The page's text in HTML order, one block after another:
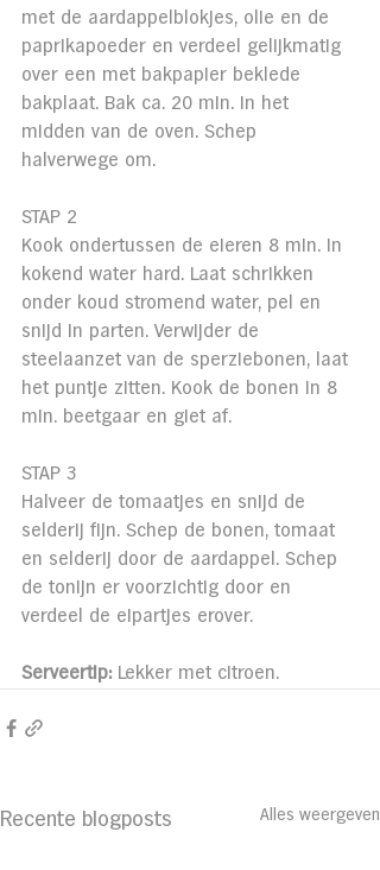
met de aardappelblokjes, olie en de
paprikapoeder en verdeel gelijkmatig
over een met bakpapier beklede
bakplaat. Bak ca. 20 min. in het
midden van de oven. Schep
halverwege om.
STAP 2
Kook ondertussen de eieren 8 min. in
kokend water hard. Laat schrikken
onder koud stromend water, pel en
snijd in parten. Verwijder de
steelaanzet van de sperziebonen, laat
het puntje zitten. Kook de bonen in 8
min. beetgaar en giet af.
STAP 3
Halveer de tomaatjes en snijd de
selderij fijn. Schep de bonen, tomaat
en selderij door de aardappel. Schep
de tonijn er voorzichtig door en
verdeel de eipartjes erover.
Serveertip: Lekker met citroen.
Recente blogposts Alles weergeven